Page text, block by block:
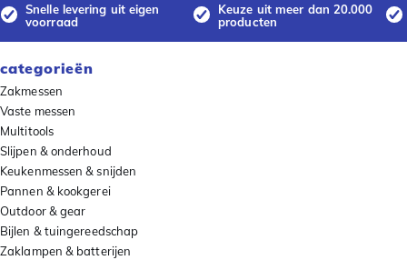
Snelle levering uit eigen
voorraad
Keuze uit meer dan 20.000
producten
categorieën
Zakmessen
Vaste messen
Multitools
Slijpen & onderhoud
Keukenmessen & snijden
Pannen & kookgerei
Outdoor & gear
Bijlen & tuingereedschap
Zaklampen & batterijen